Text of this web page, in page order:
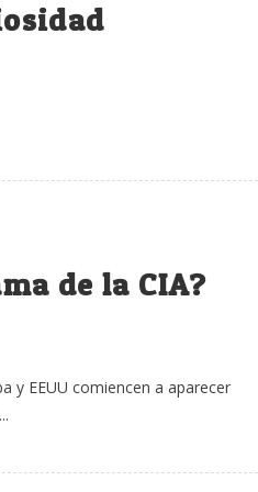
de la CIA?
y EEUU comiencen a aparecer